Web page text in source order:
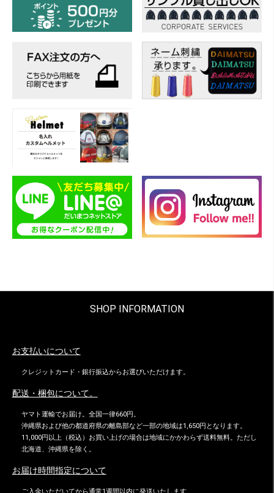
SHOP INFORMATION
お支払いについて
クレジットカード・銀行振込からお選びいただけます。
配送・梱包について。
ヤマト運輸でお届け。全国一律660円。
沖縄県および他の都道府県の離島部など一部の地域は1,650円となります。
11,000円以上（税込）お買い上げの場合は地域にかかわらず送料無料。ただし
北海道、沖縄県を除く。
お届け時間指定について